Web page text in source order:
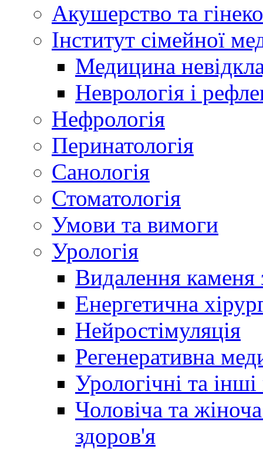
Акушерство та
Інститут сімейної
Медицина
Неврологія і
Нефрологія
Перинатологія
Санологія
Стоматологія
Умови та вимоги
Урологія
Видалення каменя
Енергетична
Нейростімуляція
Регенеративна
Урологічні та
Чоловіча та
здоров'я